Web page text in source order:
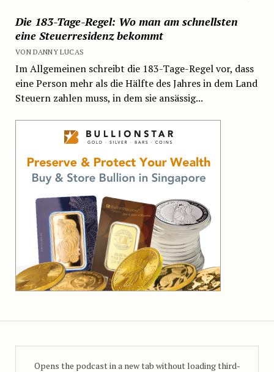
Die 183-Tage-Regel: Wo man am schnellsten
eine Steuerresidenz bekommt
VON DANNY LUCAS
Im Allgemeinen schreibt die 183-Tage-Regel vor, dass
eine Person mehr als die Hälfte des Jahres in dem Land
Steuern zahlen muss, in dem sie ansässig...
Opens the podcast in a new tab without loading third-